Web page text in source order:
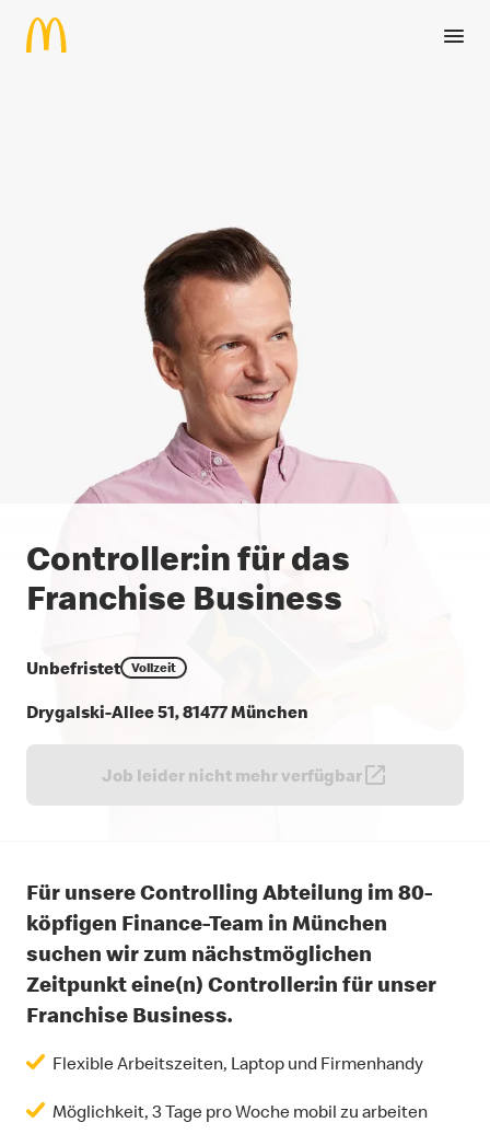
Zum Hauptinhalt springen
Controller:in für das
Franchise Business
Unbefristet Vollzeit
Drygalski-Allee 51, 81477 München
Job leider nicht mehr verfügbar
Für unsere Controlling Abteilung im 80-
köpfigen Finance-Team in München
suchen wir zum nächstmöglichen
Zeitpunkt eine(n) Controller:in für unser
Franchise Business.
Flexible Arbeitszeiten, Laptop und Firmenhandy
Möglichkeit, 3 Tage pro Woche mobil zu arbeiten